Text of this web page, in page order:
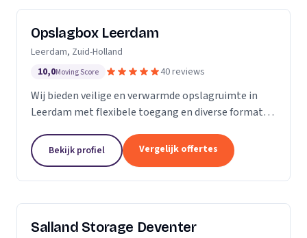
Opslagbox Leerdam
Leerdam, Zuid-Holland
10,0Moving Score 40 reviews
Wij bieden veilige en verwarmde opslagruimte in
Leerdam met flexibele toegang en diverse formaten
Bekijk profiel Vergelijk offertes
Salland Storage Deventer